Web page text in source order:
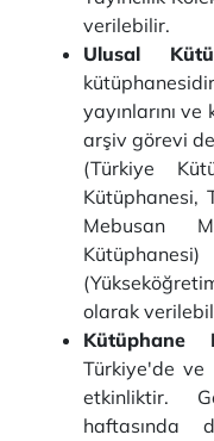
verilebilir.
Ulusal
yayınlarını
arşiv görevi
(Türkiye
Kütüphanesi,
Mebusan
olarak
Kütüphane
Türkiye'de
etkinliktir.
haftasında